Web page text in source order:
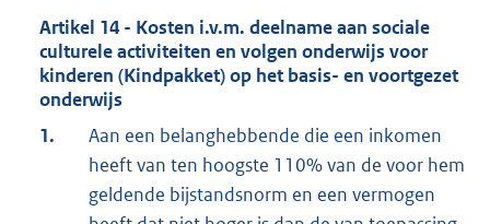
Artikel 14 - Kosten i.v.m. deelname aan sociale
culturele activiteiten en volgen onderwijs voor
kinderen (Kindpakket) op het basis- en voortgezet
onderwijs
1.
Aan een belanghebbende die een inkomen
heeft van ten hoogste 110% van de voor hem
geldende bijstandsnorm en een vermogen